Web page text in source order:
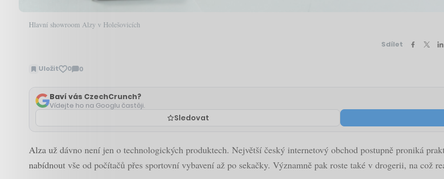
Hlavní showroom Alzy v Holešovicích
Sdílet
Uložit 0 0
Zobrazit
Baví vás CzechCrunch?
Vídejte ho na Googlu častěji.
Sledovat
Alza už dávno není jen o technologických produktech. Největší český internetový obchod postupně proniká
nabídnout vše od počítačů přes sportovní vybavení až po sekačky. Významně pak roste také v drogerii, na což